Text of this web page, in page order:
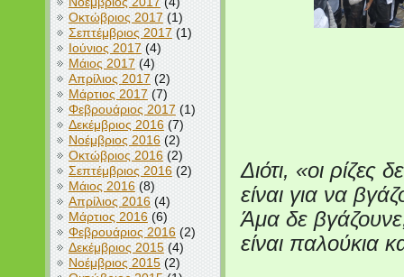
Οκτώβριος 2017(1)
Σεπτέμβριος 2017 (1)
Ιούνιος 2017 (4)
Μάιος 2017 (4)
Απρίλιος 2017 (2)
Μάρτιος 2017 (7)
Φεβρουάριος 2017(1)
Δεκέμβριος 2016(7)
Νοέμβριος 2016(2)
Οκτώβριος 2016(2)
Σεπτέμβριος 2016(2)
Μάιος 2016(8)
Απρίλιος 2016(4)
Μάρτιος 2016(6)
Φεβρουάριος 2016(2)
Δεκέμβριος 2015(4)
Νοέμβριος 2015(2)
Διότι, «οι ρίζες
είναι για να
Άμα δε
είναι παλούκια